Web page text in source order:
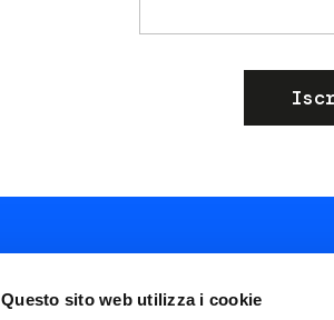
Questo sito web utilizza i cookie